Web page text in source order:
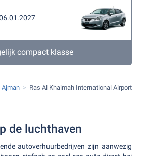
compact klasse
Ajman Ras Al Khaimah International Airport
de luchthaven
autoverhuurbedrijven zijn aanwezig